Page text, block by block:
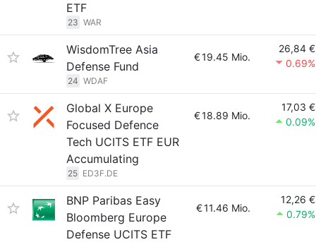
ETF
23 WAR
WisdomTree Asia
Defense Fund
24 WDAF
€19.45 Mio.
26,84 €
0.69%
Global X Europe
Focused Defence
Tech UCITS ETF EUR
Accumulating
25 ED3F.DE
€18.89 Mio.
17,03 €
0.09%
BNP Paribas Easy
Bloomberg Europe
Defense UCITS ETF
€11.46 Mio.
12,26 €
0.79%